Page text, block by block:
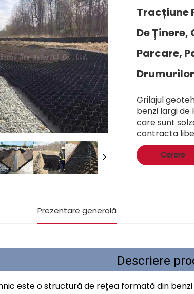
Tracțiune
De Ținere,
Parcare,
Drumurilor
Grilajul
benzi largi de
care sunt
contracta
Cerere
Prezentare generală
Descriere
este o structură de rețea formată din benzi